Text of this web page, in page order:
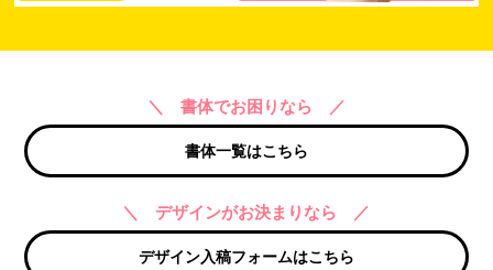
＼ 書体でお困りなら ／
書体一覧はこちら
＼ デザインがお決まりなら ／
デザイン入稿フォームはこちら